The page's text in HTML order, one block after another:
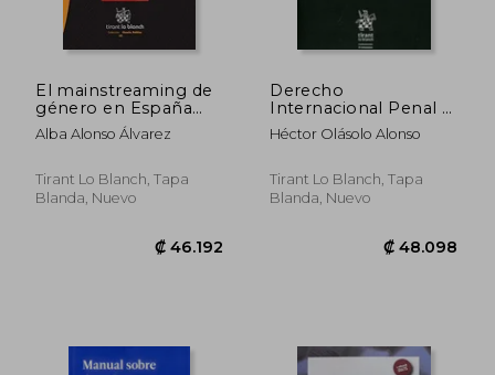
El mainstreaming de
género en España
(Serie Ciencia Política)
Alba Alonso Álvarez
Tirant Lo Blanch, Tapa
Blanda, Nuevo
Derecho
Internacional Penal y
Humanitario
Héctor Olásolo Alonso
Tirant Lo Blanch, Tapa
Blanda, Nuevo